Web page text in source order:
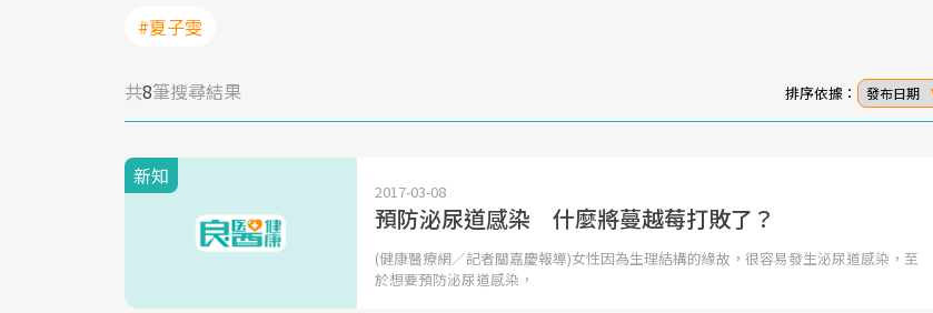
#夏子雯
共8筆搜尋結果 排序依據： 發布日期
新知
2017-03-08
預防泌尿道感染 什麼將蔓越莓打敗了？
(健康醫療網／記者關嘉慶報導)女性因為生理結構的緣故，很容易發生泌尿道感染，至
於想要預防泌尿道感染，
面對超高齡社會的浪潮，台灣正在快速邁
向「健康照護」的新時代。隨著國家政策
2025年，就到良醫生活祭體驗「一站式健
康新生活」，從講座、體驗到運動，全面